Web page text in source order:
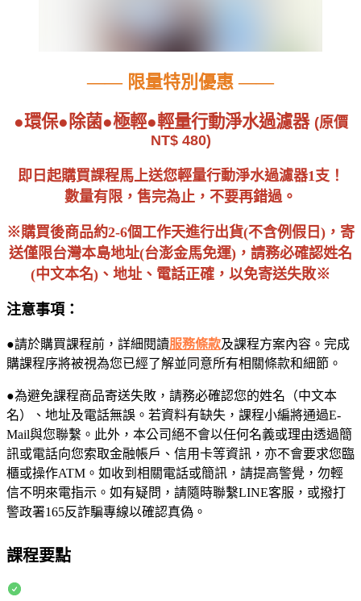
—— 限量特別優惠 ——
●環保●除菌●極輕●輕量行動淨水過濾器 (原價
NT$ 480)
即日起購買課程馬上送您輕量行動淨水過濾器1支！
數量有限，售完為止，不要再錯過。
※購買後商品約2-6個工作天進行出貨(不含例假日)，寄
送僅限台灣本島地址(台澎金馬免運)，請務必確認姓名
(中文本名)、地址、電話正確，以免寄送失敗※
注意事項：
●請於購買課程前，詳細閱讀服務條款及課程方案內容。完成
購課程序將被視為您已經了解並同意所有相關條款和細節。
●為避免課程商品寄送失敗，請務必確認您的姓名（中文本
名）、地址及電話無誤。若資料有缺失，課程小編將通過E-
Mail與您聯繫。此外，本公司絕不會以任何名義或理由透過簡
訊或電話向您索取金融帳戶、信用卡等資訊，亦不會要求您臨
櫃或操作ATM。如收到相關電話或簡訊，請提高警覺，勿輕
信不明來電指示。如有疑問，請隨時聯繫LINE客服，或撥打
警政署165反詐騙專線以確認真偽。
課程要點